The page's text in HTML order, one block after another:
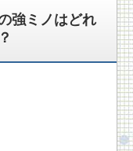
強ミノはどれ
？